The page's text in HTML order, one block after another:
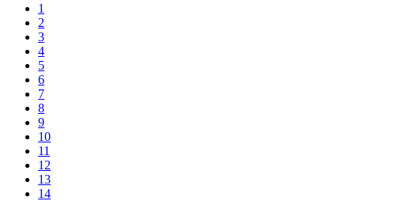
1
2
3
4
5
6
7
8
9
10
11
12
13
14